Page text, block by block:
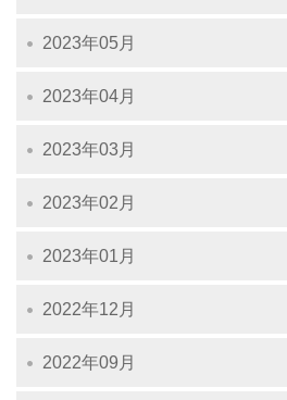
2023年05月
2023年04月
2023年03月
2023年02月
2023年01月
2022年12月
2022年09月